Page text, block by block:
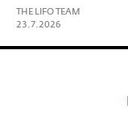
THE LIFO TEAM
23.7.2026